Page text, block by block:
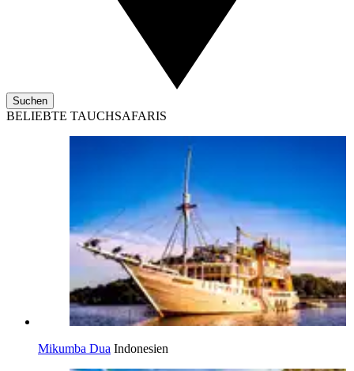
Suchen
BELIEBTE TAUCHSAFARIS
Mikumba Dua Indonesien